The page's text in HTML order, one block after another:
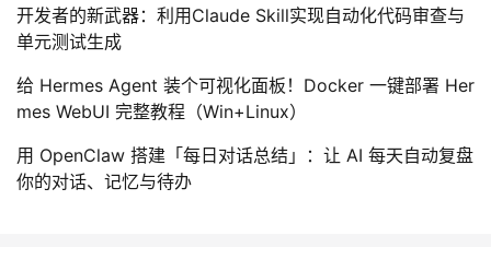
开发者的新武器：利用Claude Skill实现自动化代码审查与
单元测试生成
给 Hermes Agent 装个可视化面板！Docker 一键部署 Her
mes WebUI 完整教程（Win+Linux）
用 OpenClaw 搭建「每日对话总结」：让 AI 每天自动复盘
你的对话、记忆与待办